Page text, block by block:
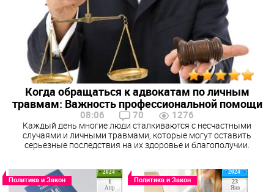
Когда обращаться к адвокатам по личным
травмам: Важность профессиональной помощи
08:06 70 1276
Каждый день многие люди сталкиваются с несчастными
случаями и личными травмами, которые могут оставить
серьезные последствия на их здоровье и благополучии.
2024
1
Апр
Политика и Закон
2024
23
Янв
Политика и Закон